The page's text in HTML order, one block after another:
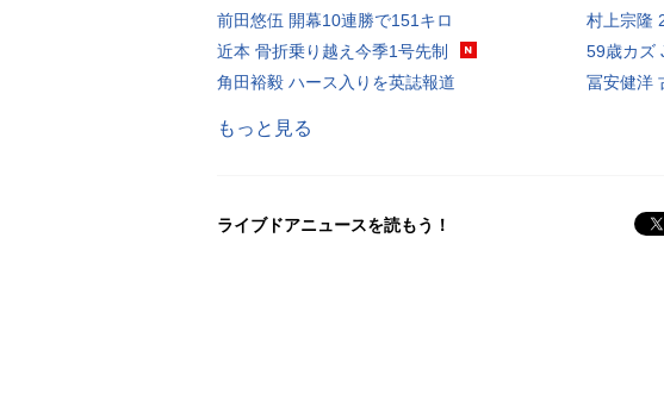
前田悠伍 開幕10連勝で151キロ
近本 骨折乗り越え今季1号先制
角田裕毅 ハース入りを英誌報道
村上宗隆
59歳カズ
冨安健洋
もっと見る
ライブドアニュースを読もう！